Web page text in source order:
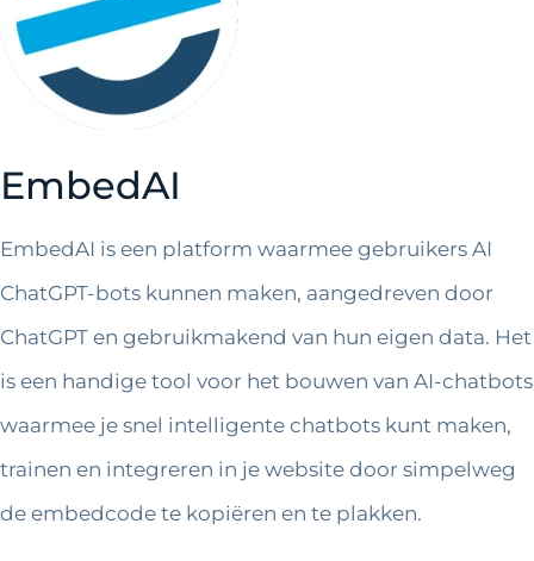
EmbedAI
EmbedAI is een platform waarmee gebruikers AI
ChatGPT-bots kunnen maken, aangedreven door
ChatGPT en gebruikmakend van hun eigen data. Het
is een handige tool voor het bouwen van AI-chatbots
waarmee je snel intelligente chatbots kunt maken,
trainen en integreren in je website door simpelweg
de embedcode te kopiëren en te plakken.